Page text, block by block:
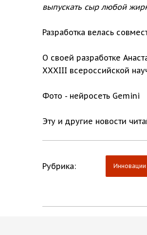
выпускать сыр любой
Разработка велась
О своей разработке
XXXIII всероссийской
Фото - нейросеть Gemini
Эту и другие новости
Рубрика: Инновации